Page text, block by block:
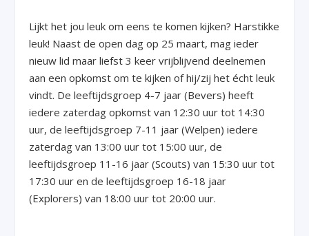
Lijkt het jou leuk om eens te komen kijken? Harstikke
leuk! Naast de open dag op 25 maart, mag ieder
nieuw lid maar liefst 3 keer vrijblijvend deelnemen
aan een opkomst om te kijken of hij/zij het écht leuk
vindt. De leeftijdsgroep 4-7 jaar (Bevers) heeft
iedere zaterdag opkomst van 12:30 uur tot 14:30
uur, de leeftijdsgroep 7-11 jaar (Welpen) iedere
zaterdag van 13:00 uur tot 15:00 uur, de
leeftijdsgroep 11-16 jaar (Scouts) van 15:30 uur tot
17:30 uur en de leeftijdsgroep 16-18 jaar
(Explorers) van 18:00 uur tot 20:00 uur.